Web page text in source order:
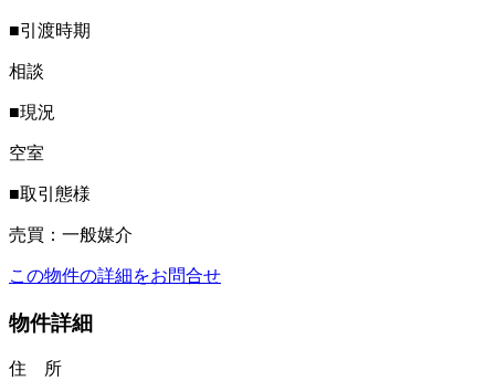
■引渡時期
相談
■現況
空室
■取引態様
売買：一般媒介
この物件の詳細をお問合せ
物件詳細
住 所